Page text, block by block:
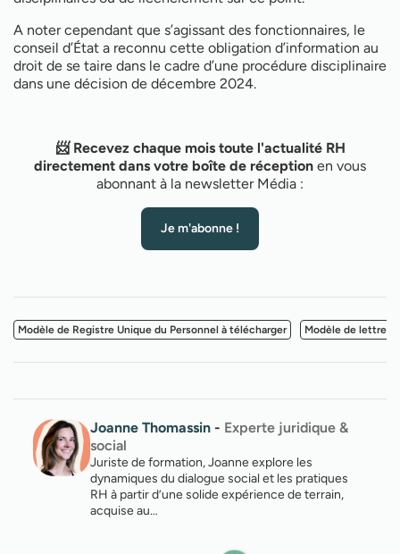
A noter cependant que s’agissant des fonctionnaires, le
conseil d’État a reconnu cette obligation d’information au
droit de se taire dans le cadre d’une procédure disciplinaire
dans une décision de décembre 2024.
📨 Recevez chaque mois toute l'actualité RH
directement dans votre boîte de réception en vous
abonnant à la newsletter Média :
Je m'abonne !
Modèle de Registre Unique du Personnel à télécharger Modèle de lettre
Joanne Thomassin - Experte juridique &
social
Juriste de formation, Joanne explore les
dynamiques du dialogue social et les pratiques
RH à partir d’une solide expérience de terrain,
acquise au…